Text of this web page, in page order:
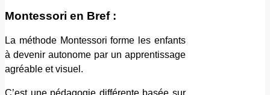
Montessori en Bref :
La méthode Montessori forme les enfants
à devenir autonome par un apprentissage
agréable et visuel.
C’est une pédagogie différente basée sur